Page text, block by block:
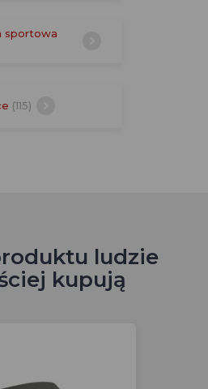
sportowa
(115)
ludzie
kupują